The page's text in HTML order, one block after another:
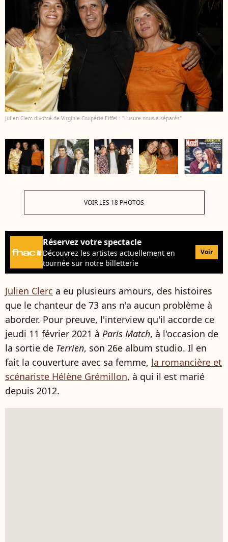
Julien Clerc divorcé de Virginie Coupérie-Eiffel : "L'usure nous a séparés"
VOIR LES 18 PHOTOS
Réservez votre spectacle
Découvrez les artistes actuellement en
tournée sur notre billetterie
Voir
Julien Clerc a eu plusieurs amours, des histoires
que le chanteur de 73 ans n'a aucun problème à
aborder. Pour preuve, l'interview qu'il accorde ce
jeudi 11 février 2021 à Paris Match, à l'occasion de
la sortie de Terrien, son 26e album studio. Il en
fait la couverture avec sa femme, la romancière et
scénariste Hélène Grémillon, à qui il est marié
depuis 2012.